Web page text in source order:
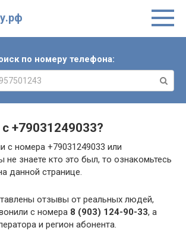
по номеру телефона:
+79031249033?
с номера +79031249033 или
не знаете кто это был, то ознакомьтесь
данной странице.
отзывы от реальных людей,
с номера 8 (903) 124-90-33, а
и регион абонента.